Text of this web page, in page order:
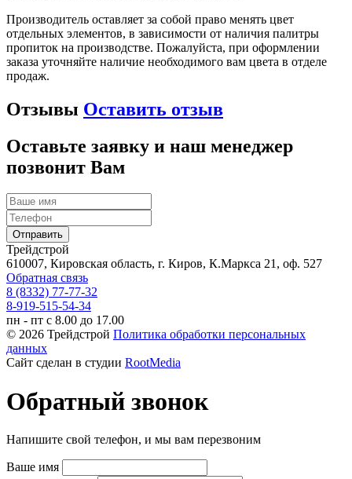
Производитель оставляет за собой право менять цвет
отдельных элементов, в зависимости от наличия палитры
пропиток на производстве. Пожалуйста, при оформлении
заказа уточняйте наличие необходимого вам цвета в отделе
продаж.
Отзывы Оставить отзыв
Оставьте заявку и наш менеджер
позвонит Вам
Трейдстрой
610007, Кировская область, г. Киров, К.Маркса 21, оф. 527
Обратная связь
8 (8332) 77-77-32
8-919-515-54-34
пн - пт с 8.00 до 17.00
© 2026 Трейдстрой Политика обработки персональных
данных
Сайт сделан в студии RootMedia
Обратный звонок
Напишите свой телефон, и мы вам перезвоним
Ваше имя